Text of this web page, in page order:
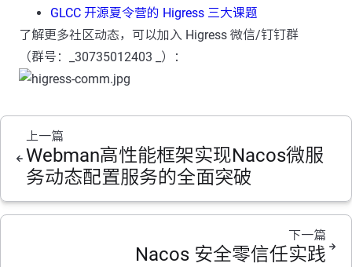
GLCC 开源夏令营的 Higress 三大课题
了解更多社区动态，可以加入 Higress 微信/钉钉群
（群号：_30735012403 _）：
上一篇
Webman高性能框架实现Nacos微服
务动态配置服务的全面突破
下一篇
Nacos 安全零信任实践